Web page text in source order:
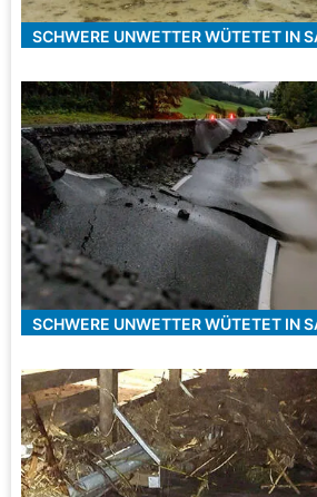
SCHWERE UNWETTER WÜTETET IN
SCHWERE UNWETTER WÜTETET IN